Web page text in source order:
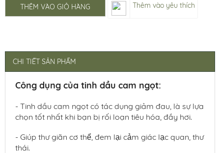
THÊM VÀO GIỎ HÀNG Thêm vào yêu thích
CHI TIẾT SẢN PHẨM
Công dụng của tinh dầu cam ngọt:
- Tinh dầu cam ngọt có tác dụng giảm đau, là sự lựa
chọn tốt nhất khi bạn bị rối loạn tiêu hóa, đầy hơi.
- Giúp thư giãn cơ thể, đem lại cảm giác lạc quan, thư
thái.